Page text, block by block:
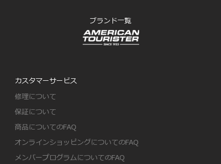
ブランド一覧
カスタマーサービス
修理について
保証について
商品についてのFAQ
オンラインショッピングについてのFAQ
メンバープログラムについてのFAQ